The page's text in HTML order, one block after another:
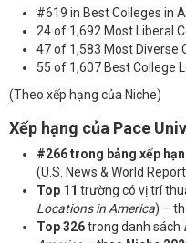
#619 in Best Colleges in
24 of 1,692 Most Liberal
47 of 1,583 Most Diverse
55 of 1,607 Best College
(Theo xếp hạng của Niche)
Xếp hạng của Pace
#266 trong bảng xếp
(U.S. News & World
Top 11 trường có vị trí
Locations in America) –
Top 326trong danh sách